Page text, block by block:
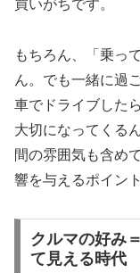
買いがちです。
もちろん、「乗っ
ん。でも一緒に過
車でドライブした
大切になってくる
間の雰囲気も含め
響を与えるポイン
クルマの好み
て見える時代